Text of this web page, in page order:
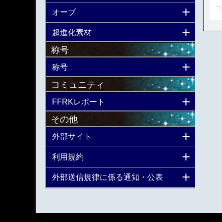
オーブ
超進化素材
称号
称号
コミュニティ
FFRKレポート
その他
外部サイト
利用規約
外部送信規律に係る通知・公表